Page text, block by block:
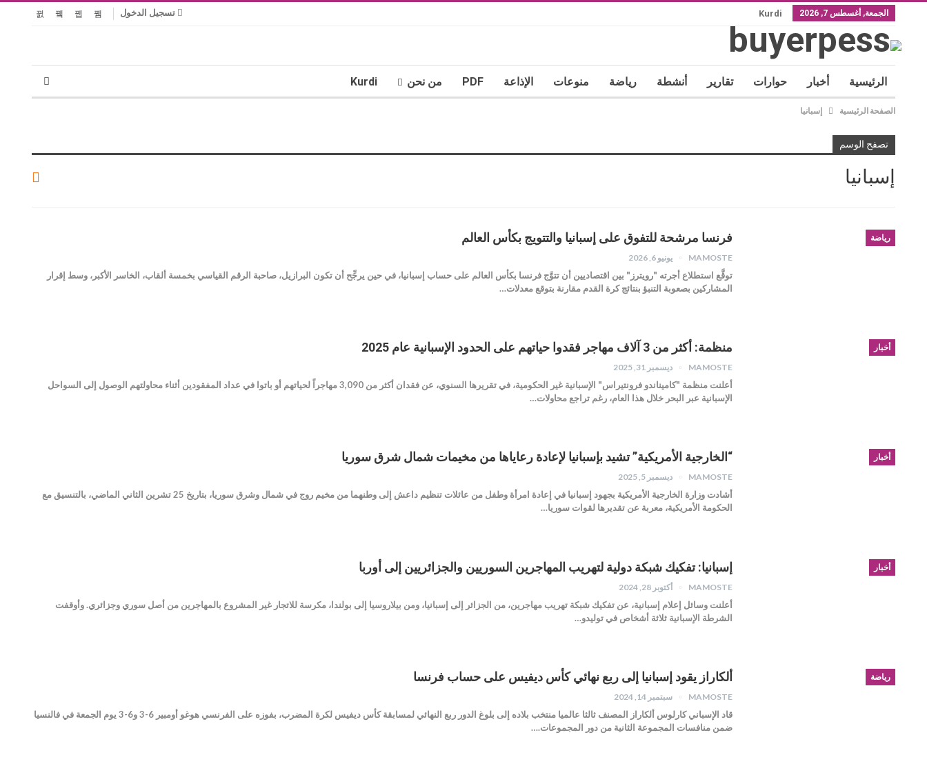
تسجيل الدخول الجمعة, أغسطس 7, 2026 Kurdi
الرئيسية أخبار حوارات تقارير أنشطة رياضة منوعات الإذاعة PDF من نحن Kurdi
الصفحة الرئيسية إسبانيا
تصفح الوسم
إسبانيا
رياضة فرنسا مرشحة للتفوق على إسبانيا والتتويج بكأس العالم
MAMOSTE يونيو 6, 2026
توقَّع استطلاع أجرته "رويترز" بين اقتصاديين أن تتوَّج فرنسا بكأس العالم على حساب إسبانيا، في حين يرجِّح أن تكون البرازيل، صاحبة الرقم القياسي بخمسة ألقاب، الخاسر الأكبر، وسط إقرار
المشاركين بصعوبة التنبؤ بنتائج كرة القدم مقارنة بتوقع معدلات…
أخبار منظمة: أكثر من 3 آلاف مهاجر فقدوا حياتهم على الحدود الإسبانية عام 2025
MAMOSTE ديسمبر 31, 2025
أعلنت منظمة "كاميناندو فرونتيراس" الإسبانية غير الحكومية، في تقريرها السنوي، عن فقدان أكثر من 3,090 مهاجراً لحياتهم أو باتوا في عداد المفقودين أثناء محاولتهم الوصول إلى السواحل
الإسبانية عبر البحر خلال هذا العام، رغم تراجع محاولات…
أخبار “الخارجية الأمريكية” تشيد بإسبانيا لإعادة رعاياها من مخيمات شمال شرق سوريا
MAMOSTE ديسمبر 5, 2025
أشادت وزارة الخارجية الأمريكية بجهود إسبانيا في إعادة امرأة وطفل من عائلات تنظيم داعش إلى وطنهما من مخيم روج في شمال وشرق سوريا، بتاريخ 25 تشرين الثاني الماضي، بالتنسيق مع
الحكومة الأمريكية، معربة عن تقديرها لقوات سوريا…
أخبار إسبانيا: تفكيك شبكة دولية لتهريب المهاجرين السوريين والجزائريين إلى أوربا
MAMOSTE أكتوبر 28, 2024
أعلنت وسائل إعلام إسبانية، عن تفكيك شبكة تهريب مهاجرين، من الجزائر إلى إسبانيا، ومن بيلاروسيا إلى بولندا، مكرسة للاتجار غير المشروع بالمهاجرين من أصل سوري وجزائري. وأوقفت
الشرطة الإسبانية ثلاثة أشخاص في توليدو…
رياضة ألكاراز يقود إسبانيا إلى ربع نهائي كأس ديفيس على حساب فرنسا
MAMOSTE سبتمبر 14, 2024
قاد الإسباني كارلوس ألكاراز المصنف ثالثا عالميا منتخب بلاده إلى بلوغ الدور ربع النهائي لمسابقة كأس ديفيس لكرة المضرب، بفوزه على الفرنسي هوغو أومبير 6-3 و6-3 يوم الجمعة في فالنسيا
ضمن منافسات المجموعة الثانية من دور المجموعات.…